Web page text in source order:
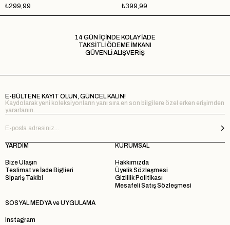
₺299,99
₺399,99
14 GÜN İÇİNDE KOLAY İADE
TAKSİTLİ ÖDEME İMKANI
GÜVENLİ ALIŞVERİŞ
E-BÜLTENE KAYIT OLUN, GÜNCEL KALIN!
Kaydolarak yeni koleksiyonların yanı sıra en son bilgilere özel erken erişimden
yararlanın.
YARDIM
Bize Ulaşın
Teslimat ve İade Biglieri
Sipariş Takibi
KURUMSAL
Hakkımızda
Üyelik Sözleşmesi
Gizlilik Politikası
Mesafeli Satış Sözleşmesi
SOSYAL MEDYA ve UYGULAMA
Instagram